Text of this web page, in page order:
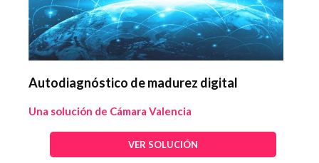
Autodiagnóstico de madurez digital
Una solución de Cámara Valencia
VER SOLUCIÓN